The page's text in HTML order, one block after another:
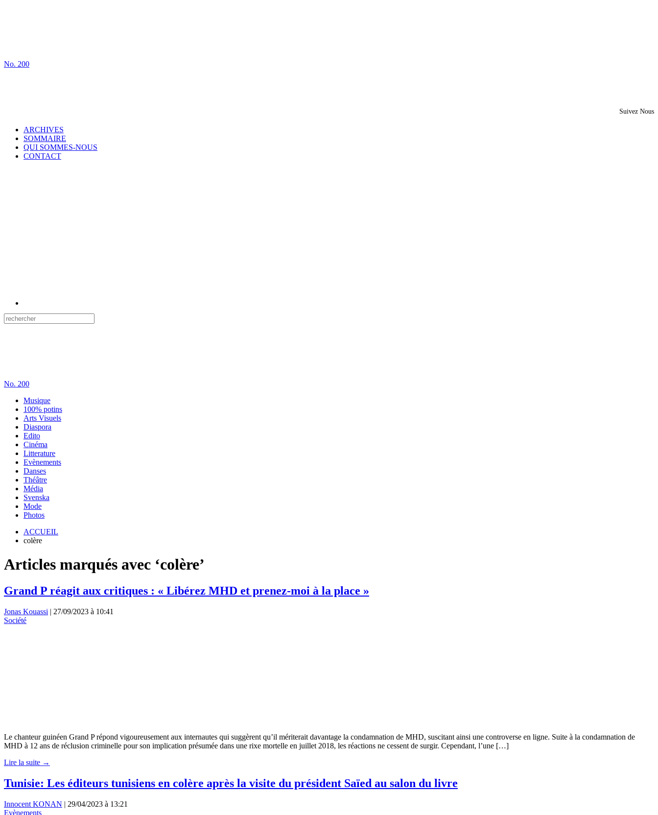
No. 200
Suivez Nous
ARCHIVES
SOMMAIRE
QUI SOMMES-NOUS
CONTACT
No. 200
Musique
100% potins
Arts Visuels
Diaspora
Edito
Cinéma
Litterature
Evènements
Danses
Théâtre
Média
Svenska
Mode
Photos
ACCUEIL
colère
Articles marqués avec ‘colère’
Grand P réagit aux critiques : « Libérez MHD et prenez-moi à la place »
Jonas Kouassi | 27/09/2023 à 10:41
Société
Le chanteur guinéen Grand P répond vigoureusement aux internautes qui suggèrent qu’il mériterait davantage la condamnation de MHD, suscitant ainsi une controverse en ligne. Suite à la condamnation de
MHD à 12 ans de réclusion criminelle pour son implication présumée dans une rixe mortelle en juillet 2018, les réactions ne cessent de surgir. Cependant, l’une […]
Lire la suite →
Tunisie: Les éditeurs tunisiens en colère après la visite du président Saïed au salon du livre
Innocent KONAN | 29/04/2023 à 13:21
Evènements